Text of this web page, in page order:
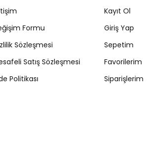
Formu
Sözleşmesi
Satış Sözleşmesi
Politikası
Kayıt Ol
Giriş Yap
Sepetim
Favorilerim
Siparişlerim